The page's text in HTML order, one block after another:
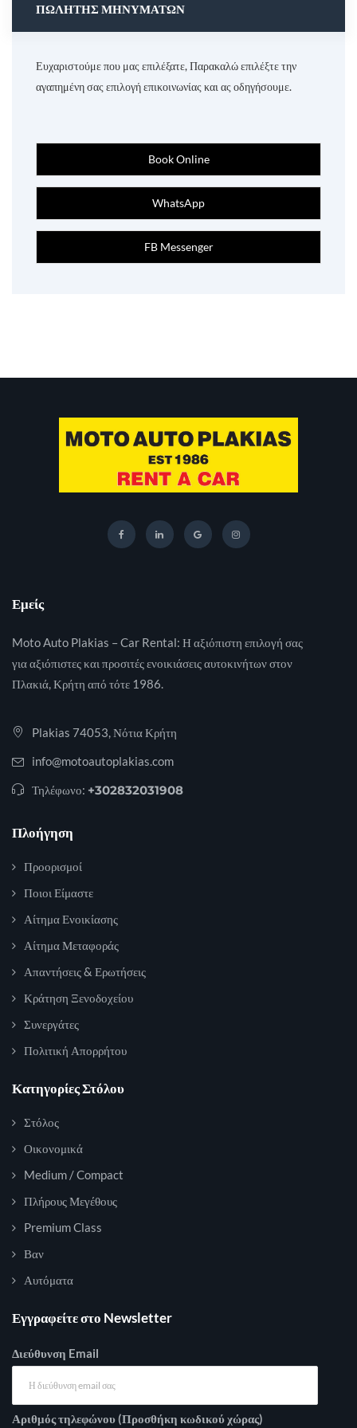
ΠΩΛΗΤΉΣ ΜΗΝΥΜΆΤΩΝ
Ευχαριστούμε που μας επιλέξατε, Παρακαλώ επιλέξτε την
αγαπημένη σας επιλογή επικοινωνίας και ας οδηγήσουμε.
Εμείς
Moto Auto Plakias – Car Rental: Η αξιόπιστη επιλογή σας
για αξιόπιστες και προσιτές ενοικιάσεις αυτοκινήτων στον
Πλακιά, Κρήτη από τότε 1986.
Plakias 74053, Νότια Κρήτη
info@motoautoplakias.com
Τηλέφωνο: +302832031908
Πλοήγηση
Προορισμοί
Ποιοι Είμαστε
Αίτημα Ενοικίασης
Αίτημα Μεταφοράς
Απαντήσεις & Ερωτήσεις
Κράτηση Ξενοδοχείου
Συνεργάτες
Πολιτική Απορρήτου
Κατηγορίες Στόλου
Στόλος
Οικονομικά
Medium / Compact
Πλήρους Μεγέθους
Premium Class
Βαν
Αυτόματα
Εγγραφείτε στο Newsletter
Διεύθυνση Email
Αριθμός τηλεφώνου (Προσθήκη κωδικού χώρας)